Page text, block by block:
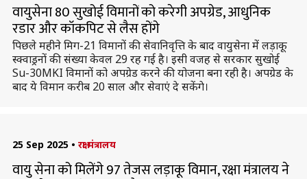
वायुसेना 80 सुखोई विमानों को करेगी अपग्रेड, आधुनिक
रडार और कॉकपिट से लैस होंगे
पिछले महीने मिग-21 विमानों की सेवानिवृत्ति के बाद वायुसेना में लड़ाकू
स्क्वाड्रनों की संख्या केवल 29 रह गई है। इसी वजह से सरकार सुखोई
Su-30MKI विमानों को अपग्रेड करने की योजना बना रही है। अपग्रेड के
बाद ये विमान करीब 20 साल और सेवाएं दे सकेंगे।
25 Sep 2025 • रक्षा मंत्रालय
वायु सेना को मिलेंगे 97 तेजस लड़ाकू विमान, रक्षा मंत्रालय ने